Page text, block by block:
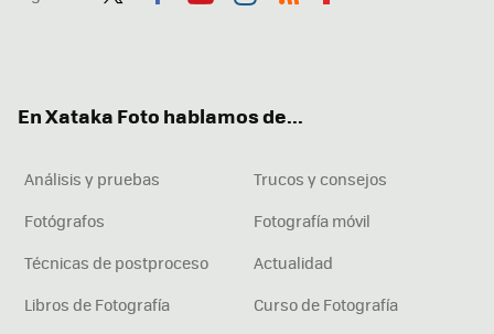
En Xataka Foto hablamos de...
Análisis y pruebas
Trucos y consejos
Fotógrafos
Fotografía móvil
Técnicas de postproceso
Actualidad
Libros de Fotografía
Curso de Fotografía